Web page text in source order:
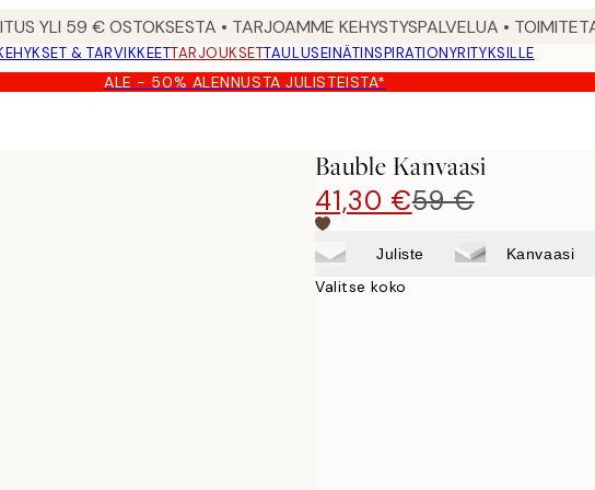
YLI 59 € OSTOKSESTA • TARJOAMME KEHYSTYSPALVELUA •
& TARVIKKEETTARJOUKSETTAULUSEINÄTINSPIRATIONYRITYKSILLE
ALE - 50% ALENNUSTA JULISTEISTA*
Bauble Kanvaasi
41,30 €59 €
Juliste Kanvaasi
Valitse koko